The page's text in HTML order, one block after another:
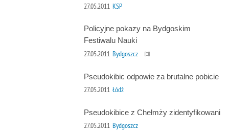
27.05.2011 KSP
Policyjne pokazy na Bydgoskim
Festiwalu Nauki
27.05.2011 Bydgoszcz
Pseudokibic odpowie za brutalne pobicie
27.05.2011 Łódź
Pseudokibice z Chełmży zidentyfikowani
27.05.2011 Bydgoszcz